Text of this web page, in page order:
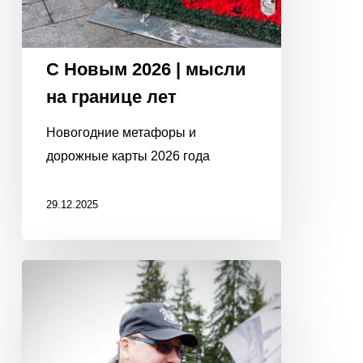
С Новым 2026 | мысли
на границе лет
Новогодние метафоры и
дорожные карты 2026 года
29.12.2025
ДОГОВОРИТЬСЯ